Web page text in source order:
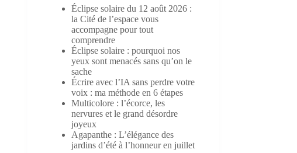
Éclipse solaire du 12 août 2026 :
la Cité de l’espace vous
accompagne pour tout
comprendre
Éclipse solaire : pourquoi nos
yeux sont menacés sans qu’on le
sache
Écrire avec l’IA sans perdre votre
voix : ma méthode en 6 étapes
Multicolore : l’écorce, les
nervures et le grand désordre
joyeux
Agapanthe : L’élégance des
jardins d’été à l’honneur en juillet